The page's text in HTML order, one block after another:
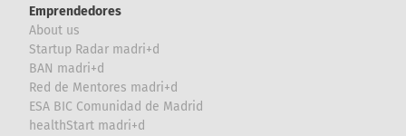
Emprendedores
About us
Startup Radar madri+d
BAN madri+d
Red de Mentores madri+d
ESA BIC Comunidad de Madrid
healthStart madri+d